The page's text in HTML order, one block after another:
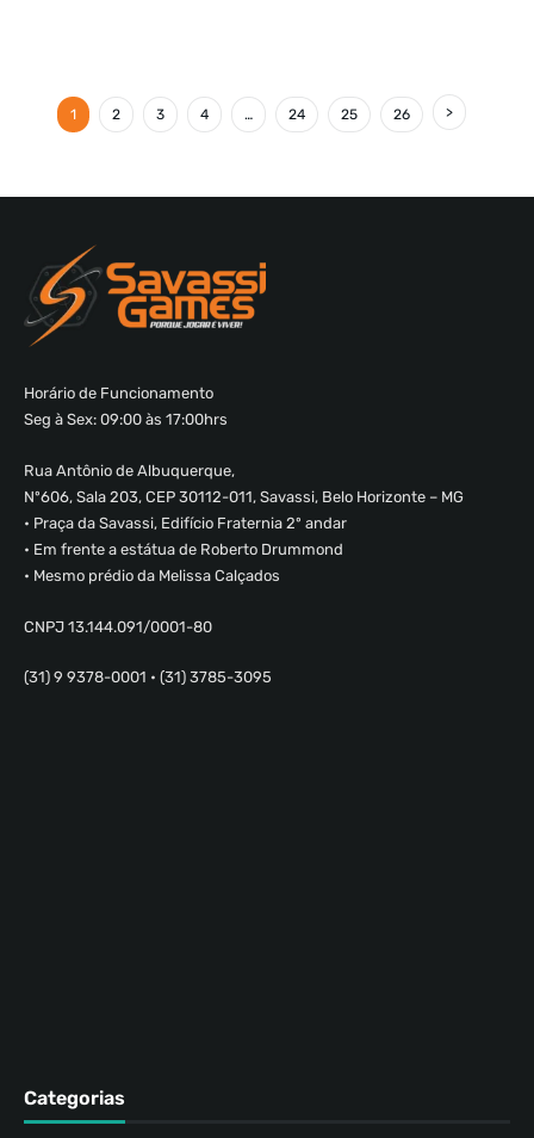
1 2 3 4 … 24 25 26
Horário de Funcionamento
Seg à Sex: 09:00 às 17:00hrs
Rua Antônio de Albuquerque,
Nº606, Sala 203, CEP 30112-011, Savassi, Belo Horizonte – MG
• Praça da Savassi, Edifício Fraternia 2º andar
• Em frente a estátua de Roberto Drummond
• Mesmo prédio da Melissa Calçados
CNPJ 13.144.091/0001-80
(31) 9 9378-0001 • (31) 3785-3095
Categorias